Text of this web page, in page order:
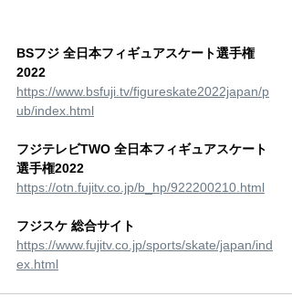
BSフジ 全日本フィギュアスケート選手権
2022
https://www.bsfuji.tv/figureskate2022japan/p
ub/index.html
フジテレビTWO 全日本フィギュアスケート
選手権2022
https://otn.fujitv.co.jp/b_hp/922200210.html
フジスケ 総合サイト
https://www.fujitv.co.jp/sports/skate/japan/ind
ex.html